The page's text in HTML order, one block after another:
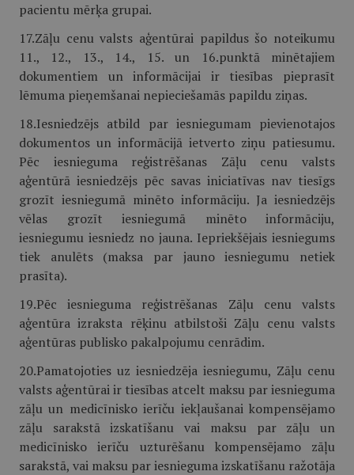
pacientu mērķa grupai.
17.Zāļu cenu valsts aģentūrai papildus šo noteikumu
11., 12., 13., 14., 15. un 16.punktā minētajiem
dokumentiem un informācijai ir tiesības pieprasīt
lēmuma pieņemšanai nepieciešamās papildu ziņas.
18.Iesniedzējs atbild par iesniegumam pievienotajos
dokumentos un informācijā ietverto ziņu patiesumu.
Pēc iesnieguma reģistrēšanas Zāļu cenu valsts
aģentūrā iesniedzējs pēc savas iniciatīvas nav tiesīgs
grozīt iesniegumā minēto informāciju. Ja iesniedzējs
vēlas grozīt iesniegumā minēto informāciju,
iesniegumu iesniedz no jauna. Iepriekšējais iesniegums
tiek anulēts (maksa par jauno iesniegumu netiek
prasīta).
19.Pēc iesnieguma reģistrēšanas Zāļu cenu valsts
aģentūra izraksta rēķinu atbilstoši Zāļu cenu valsts
aģentūras publisko pakalpojumu cenrādim.
20.Pamatojoties uz iesniedzēja iesniegumu, Zāļu cenu
valsts aģentūrai ir tiesības atcelt maksu par iesnieguma
zāļu un medicīnisko ierīču iekļaušanai kompensējamo
zāļu sarakstā izskatīšanu vai maksu par zāļu un
medicīnisko ierīču uzturēšanu kompensējamo zāļu
sarakstā, vai maksu par iesnieguma izskatīšanu ražotāja